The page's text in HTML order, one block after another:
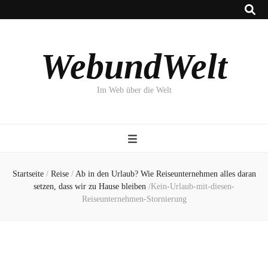
WebundWelt
Im Web über die Welt
Startseite / Reise / Ab in den Urlaub? Wie Reiseunternehmen alles daran
setzen, dass wir zu Hause bleiben /Kein-Urlaub-mit-diesen-
Reiseunternehmen-Stornierung